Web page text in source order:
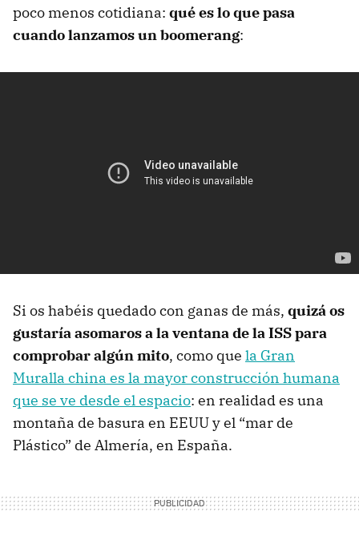
poco menos cotidiana: qué es lo que pasa
cuando lanzamos un boomerang:
Si os habéis quedado con ganas de más, quizá os
gustaría asomaros a la ventana de la ISS para
comprobar algún mito, como que la Gran
Muralla china es la mayor construcción humana
que se ve desde el espacio: en realidad es una
montaña de basura en EEUU y el “mar de
Plástico” de Almería, en España.